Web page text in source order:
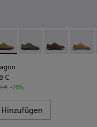
für Herren.
für Herren.für Herren.
- K100669-033 -
Wagon - K100669-
Wagon -
€
€ -20%
Hinzufügen